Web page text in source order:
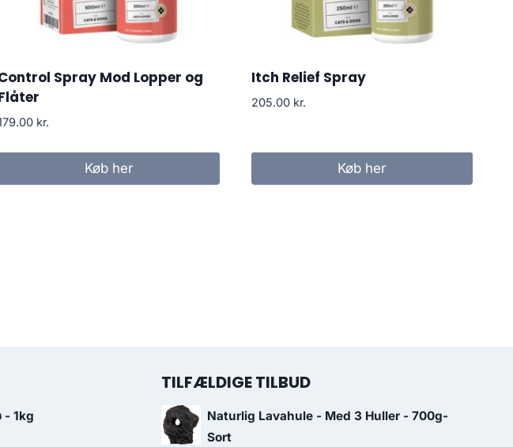
Spray Mod Lopper og
kr.
Køb her
Itch Relief Spray
205.00 kr.
Køb her
- 1kg
TILFÆLDIGE TILBUD
Naturlig Lavahule - Med 3 Huller - 700g-
Sort